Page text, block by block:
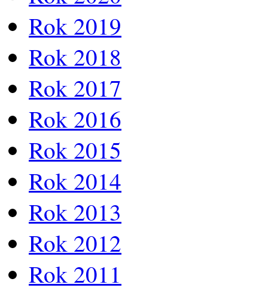
Rok 2019
Rok 2018
Rok 2017
Rok 2016
Rok 2015
Rok 2014
Rok 2013
Rok 2012
Rok 2011